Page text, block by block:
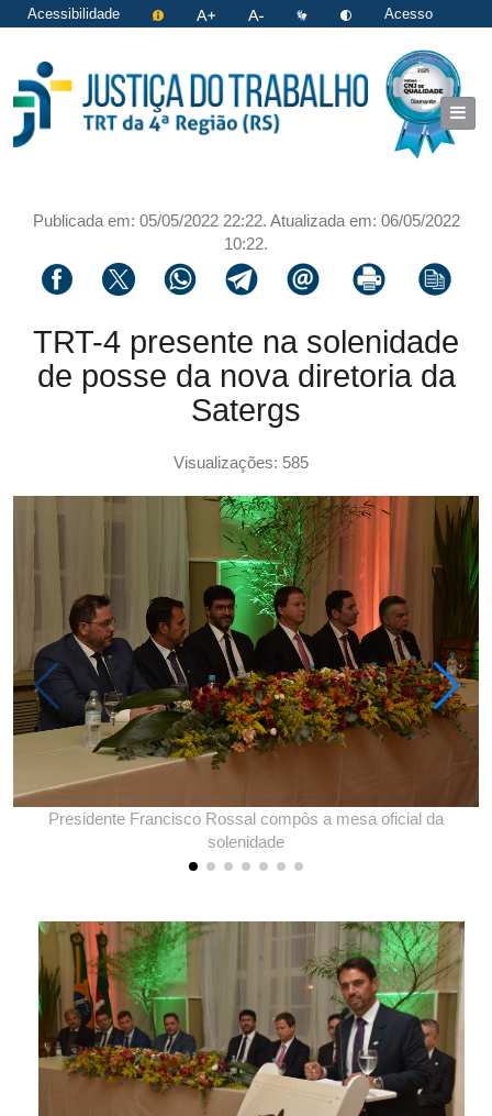
Acessibilidade
Acesso
Publicada em: 05/05/2022 22:22. Atualizada em: 06/05/2022
10:22.
Compartilhar via facebook
Compartilhar via twitter
Compartilhar via whatsapp
Compartilhar via telegram
Compartilhar via email
Imprimir a página
Copiar
TRT-4 presente na solenidade
de posse da nova diretoria da
Satergs
Visualizações: 585
Presidente Francisco Rossal compôs a mesa oficial da
solenidade